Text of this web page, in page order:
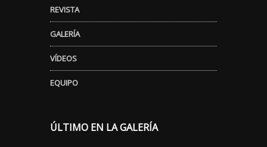
REVISTA
GALERÍA
VÍDEOS
EQUIPO
ÚLTIMO EN LA GALERÍA